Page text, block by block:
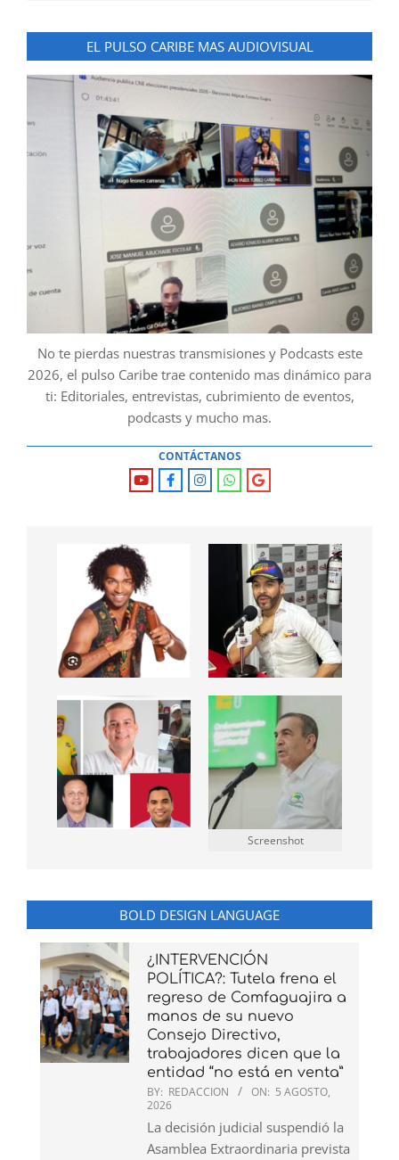
EL PULSO CARIBE MAS AUDIOVISUAL
No te pierdas nuestras transmisiones y Podcasts este
2026, el pulso Caribe trae contenido mas dinámico para
ti: Editoriales, entrevistas, cubrimiento de eventos,
podcasts y mucho mas.
CONTÁCTANOS
Screenshot
BOLD DESIGN LANGUAGE
¿INTERVENCIÓN
POLÍTICA?: Tutela frena el
regreso de Comfaguajira a
manos de su nuevo
Consejo Directivo,
trabajadores dicen que la
entidad “no está en venta”
BY: REDACCION ON: 5 AGOSTO,
2026
La decisión judicial suspendió la
Asamblea Extraordinaria prevista